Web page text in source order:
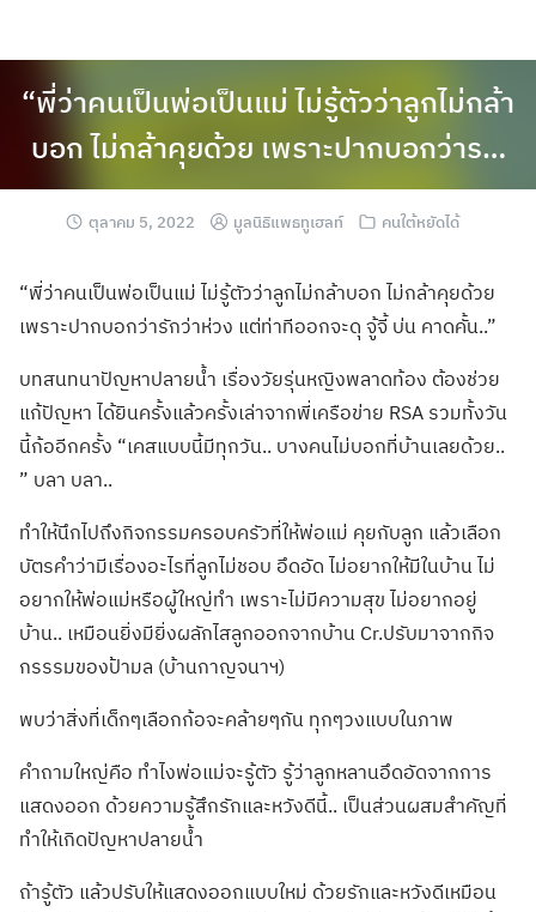
“พี่ว่าคนเป็นพ่อเป็นแม่ ไม่รู้ตัวว่าลูกไม่กล้า
บอก ไม่กล้าคุยด้วย เพราะปากบอกว่าร…
ตุลาคม 5, 2022 มูลนิธิแพธทูเฮลท์ คนใต้หยัดได้
“พี่ว่าคนเป็นพ่อเป็นแม่ ไม่รู้ตัวว่าลูกไม่กล้าบอก ไม่กล้าคุยด้วย
เพราะปากบอกว่ารักว่าห่วง แต่ท่าทีออกจะดุ จู้จี้ บ่น คาดคั้น..”
บทสนทนาปัญหาปลายน้ำ เรื่องวัยรุ่นหญิงพลาดท้อง ต้องช่วย
แก้ปัญหา ได้ยินครั้งแล้วครั้งเล่าจากพี่เครือข่าย RSA รวมทั้งวัน
นี้ก้ออีกครั้ง “เคสแบบนี้มีทุกวัน.. บางคนไม่บอกที่บ้านเลยด้วย..
” บลา บลา..
ทำให้นึกไปถึงกิจกรรมครอบครัวที่ให้พ่อแม่ คุยกับลูก แล้วเลือก
บัตรคำว่ามีเรื่องอะไรที่ลูกไม่ชอบ อึดอัด ไม่อยากให้มีในบ้าน ไม่
อยากให้พ่อแม่หรือผู้ใหญ่ทำ เพราะไม่มีความสุข ไม่อยากอยู่
บ้าน.. เหมือนยิ่งมียิ่งผลักไสลูกออกจากบ้าน Cr.ปรับมาจากกิจ
กรรรมของป้ามล (บ้านกาญจนาฯ)
พบว่าสิ่งที่เด็กๆเลือกก้อจะคล้ายๆกัน ทุกๆวงแบบในภาพ
คำถามใหญ่คือ ทำไงพ่อแม่จะรู้ตัว รู้ว่าลูกหลานอึดอัดจากการ
แสดงออก ด้วยความรู้สึกรักและหวังดีนี้.. เป็นส่วนผสมสำคัญที่
ทำให้เกิดปัญหาปลายน้ำ
ถ้ารู้ตัว แล้วปรับให้แสดงออกแบบใหม่ ด้วยรักและหวังดีเหมือน